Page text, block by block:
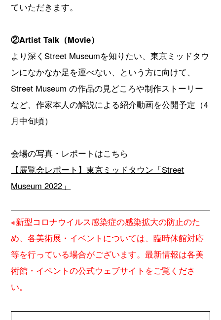
ていただきます。
②Artist Talk（Movie）
より深くStreet Museumを知りたい、東京ミッドタウ
ンになかなか足を運べない、という方に向けて、
Street Museum の作品の見どころや制作ストーリー
など、作家本人の解説による紹介動画を公開予定（4
月中旬頃）
会場の写真・レポートはこちら
【展覧会レポート】東京ミッドタウン「Street
Museum 2022」
※新型コロナウイルス感染症の感染拡大の防止のた
め、各美術展・イベントについては、臨時休館対応
等を行っている場合がございます。最新情報は各美
術館・イベントの公式ウェブサイトをご覧くださ
い。